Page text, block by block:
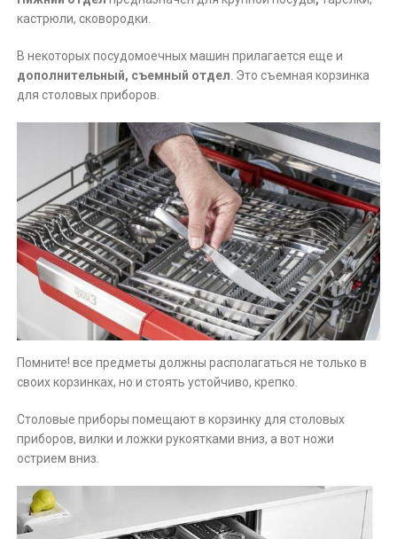
кастрюли, сковородки.
В некоторых посудомоечных машин прилагается еще и
дополнительный, съемный отдел. Это съемная корзинка
для столовых приборов.
Помните! все предметы должны располагаться не только в
своих корзинках, но и стоять устойчиво, крепко.
Столовые приборы помещают в корзинку для столовых
приборов, вилки и ложки рукоятками вниз, а вот ножи
острием вниз.